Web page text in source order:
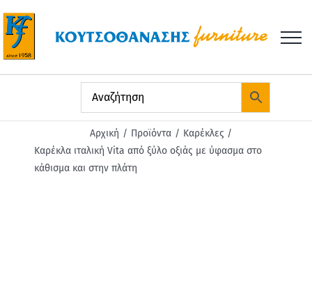
στο
περιεχόμενο
Αρχική Προϊόντα
Καρέκλες
Καρέκλα ιταλική Vita από ξύλο οξιάς με ύφασμα στο
κάθισμα και στην πλάτη